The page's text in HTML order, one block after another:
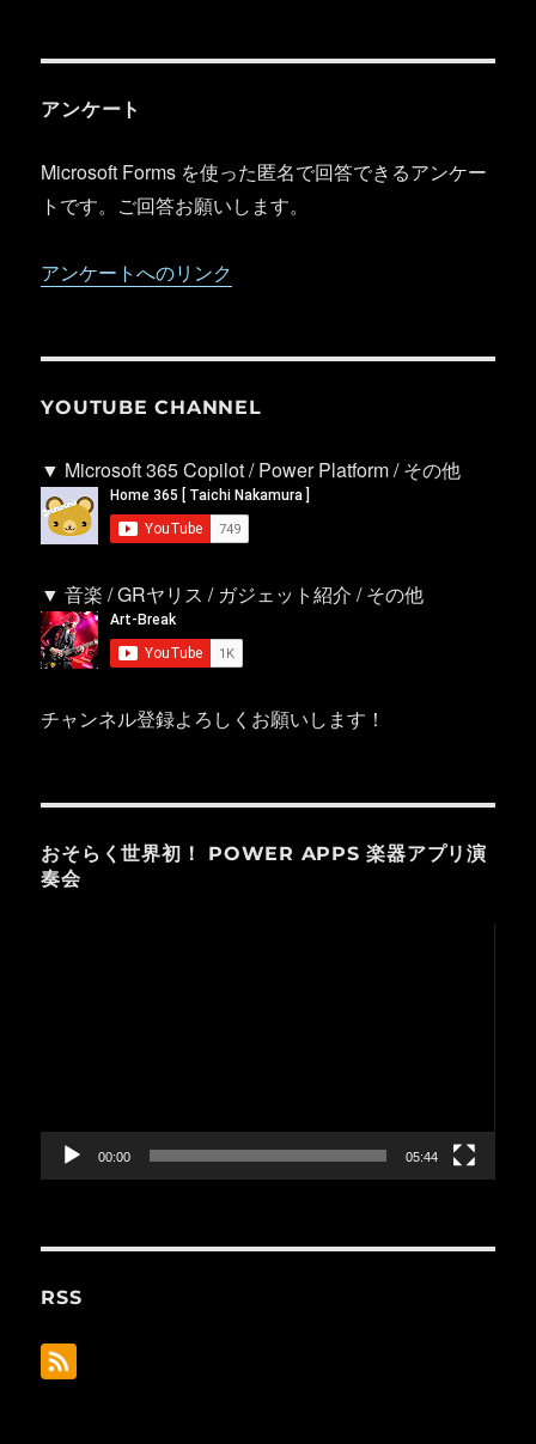
アンケート
Microsoft Forms を使った匿名で回答できるアンケー
トです。ご回答お願いします。
アンケートへのリンク
YOUTUBE CHANNEL
▼ Microsoft 365 Copilot / Power Platform / その他
▼ 音楽 / GRヤリス / ガジェット紹介 / その他
チャンネル登録よろしくお願いします！
おそらく世界初！ POWER APPS 楽器アプリ演
奏会
ー
00:00 05:44
RSS